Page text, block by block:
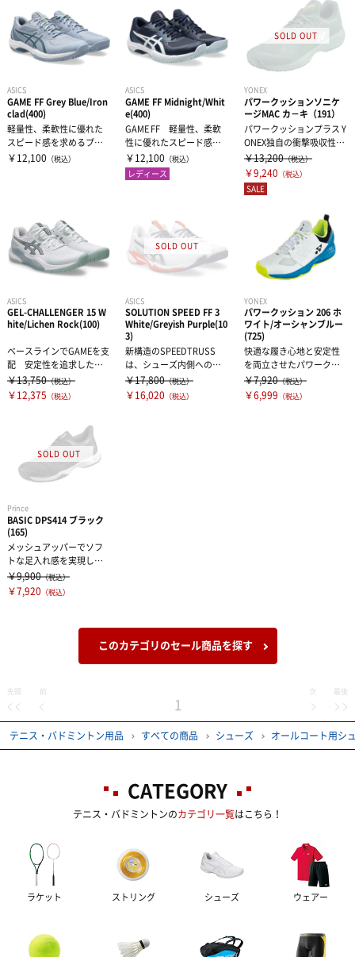
ASICS
GAME FF Grey Blue/Iron
clad(400)
軽量性、柔軟性に優れた
スピード感を求めるプレ
ーヤーに向けたオールコ
￥12,100 （税込）
ASICS
GAME FF Midnight/Whit
e(400)
GAME FF 軽量性、柔軟
性に優れたスピード感を
求めるプレーヤーに向け
たオール...
￥12,100 （税込）
レディース
YONEX
パワークッションソニケ
ージMAC カ－キ（191）
パワークッションプラス Y
ONEX独自の衝撃吸収性と
反発性を併せ持つ衝撃吸
収素材...
￥13,200（税込）
￥9,240 （税込）
SALE
ASICS
GEL-CHALLENGER 15 W
hite/Lichen Rock(100)
ベースラインでGAMEを支
配 安定性を追求したス
タビリティモデルGEL-RE
SO...
￥13,750（税込）
￥12,375 （税込）
ASICS
SOLUTION SPEED FF 3
White/Greyish Purple(10
3)
新構造のSPEEDTRUSS
は、シューズ内側へのね
じれを許容するだけでな
く、前に...
￥17,800（税込）
￥16,020 （税込）
YONEX
パワークッション 206 ホ
ワイト/オーシャンブルー
(725)
快適な履き心地と安定性
を両立させたパワークッ
ション搭載入門モデル。
■パワークッシ...
￥7,920（税込）
￥6,999 （税込）
Prince
BASIC DPS414 ブラック
(165)
メッシュアッパーでソフ
トな足入れ感を実現した
軽量コンフォートモデ
ル。3E相当。※...
￥9,900（税込）
￥7,920 （税込）
このカテゴリのセール商品を探す
先頭 前
1
次 最後
テニス・バドミントン用品 すべての商品 シューズ オールコート用シ
CATEGORY
テニス・バドミントンのカテゴリ一覧はこちら！
ラケット ストリング シューズ ウェアー